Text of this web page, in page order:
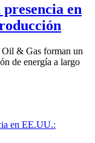
en
& Gas forman un
de energía a largo